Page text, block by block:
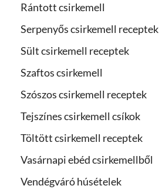
Rántott csirkemell
Serpenyős csirkemell receptek
Sült csirkemell receptek
Szaftos csirkemell
Szószos csirkemell receptek
Tejszínes csirkemell csíkok
Töltött csirkemell receptek
Vasárnapi ebéd csirkemellből
Vendégváró húsételek